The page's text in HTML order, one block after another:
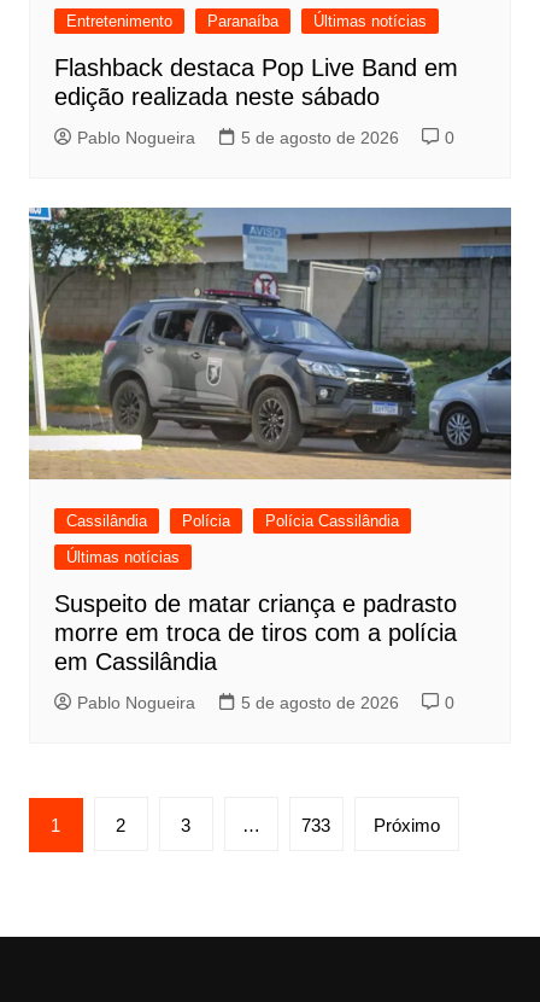
Entretenimento Paranaíba Últimas notícias
Flashback destaca Pop Live Band em
edição realizada neste sábado
Pablo Nogueira 5 de agosto de 2026 0
Cassilândia Polícia
Polícia Cassilândia
Últimas notícias
Suspeito de matar criança e padrasto
morre em troca de tiros com a polícia
em Cassilândia
Pablo Nogueira 5 de agosto de 2026 0
Paginação
de
1 2 3 … 733 Próximo